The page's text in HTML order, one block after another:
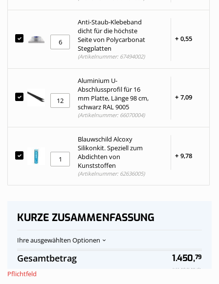
Anti-Staub-Klebeband
dicht für die höchste
Seite von Polycarbonat
Stegplatten
+ 0,55
(Artikelnummer: 67494002)
Aluminium U-
Abschlussprofil für 16
mm Platte, Länge 98 cm,
schwarz RAL 9005
+ 7,09
(Artikelnummer: 66070004)
Blauwschild Alcoxy
Silikonkit. Speziell zum
Abdichten von
Kunststoffen
+ 9,78
(Artikelnummer: 62636005)
Pflichtfeld
KURZE ZUSAMMENFASSUNG
Ihre ausgewählten Optionen
Polycarbonat-
Stegplatten
Dach
opalweiß
Auf
Vorrat
Gesamtbetrag 1.450,79
Inkl. 19 % MwSt.